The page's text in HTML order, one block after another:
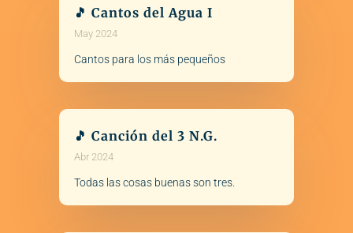
🎵 Cantos del Agua I
May 2024
Cantos para los más pequeños
🎵 Canción del 3 N.G.
Abr 2024
Todas las cosas buenas son tres.